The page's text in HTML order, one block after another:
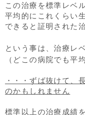
この治療を標準レベ
平均的にこれくらい
できると証明された
という事は、治療レ
（どこの病院でも平
・・・ずば抜けて、
のかもしれません
標準以上の治療成績